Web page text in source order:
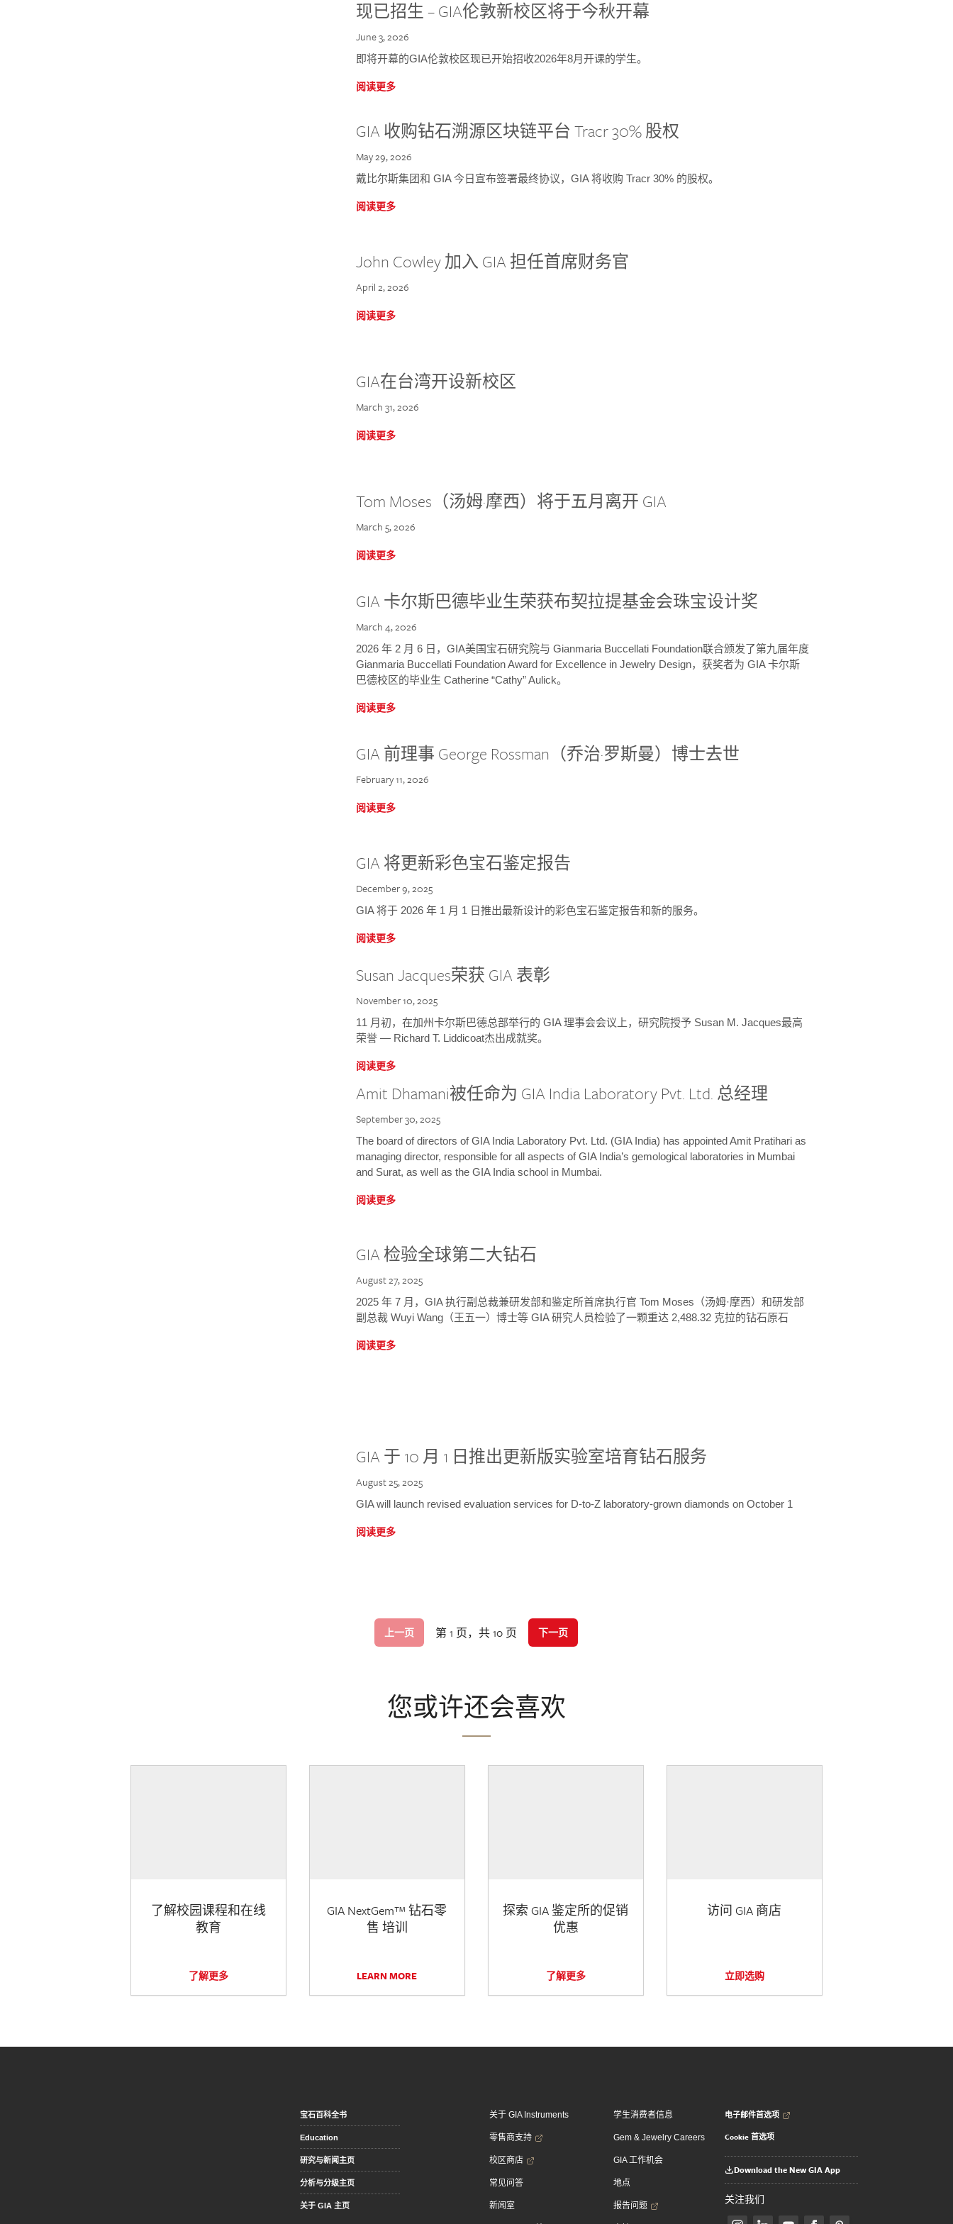
现已招生 – GIA伦敦新校区将于今秋开幕
June 3, 2026
即将开幕的GIA伦敦校区现已开始招收2026年8月开课的学生。
阅读更多
GIA 收购钻石溯源区块链平台 Tracr 30% 股权
May 29, 2026
戴比尔斯集团和 GIA 今日宣布签署最终协议，GIA 将收购 Tracr 30% 的股权。
阅读更多
John Cowley 加入 GIA 担任首席财务官
April 2, 2026
阅读更多
GIA在台湾开设新校区
March 31, 2026
阅读更多
Tom Moses（汤姆·摩西）将于五月离开 GIA
March 5, 2026
阅读更多
GIA 卡尔斯巴德毕业生荣获布契拉提基金会珠宝设计奖
March 4, 2026
2026 年 2 月 6 日，GIA美国宝石研究院与 Gianmaria Buccellati Foundation联合颁发了第九届年度
Gianmaria Buccellati Foundation Award for Excellence in Jewelry Design，获奖者为 GIA 卡尔斯
巴德校区的毕业生 Catherine “Cathy” Aulick。
阅读更多
GIA 前理事 George Rossman（乔治·罗斯曼）博士去世
February 11, 2026
阅读更多
GIA 将更新彩色宝石鉴定报告
December 9, 2025
GIA 将于 2026 年 1 月 1 日推出最新设计的彩色宝石鉴定报告和新的服务。
阅读更多
Susan Jacques荣获 GIA 表彰
November 10, 2025
11 月初，在加州卡尔斯巴德总部举行的 GIA 理事会会议上，研究院授予 Susan M. Jacques最高
荣誉 — Richard T. Liddicoat杰出成就奖。
阅读更多
Amit Dhamani被任命为 GIA India Laboratory Pvt. Ltd. 总经理
September 30, 2025
The board of directors of GIA India Laboratory Pvt. Ltd. (GIA India) has appointed Amit Pratihari as
managing director, responsible for all aspects of GIA India’s gemological laboratories in Mumbai
and Surat, as well as the GIA India school in Mumbai.
阅读更多
GIA 检验全球第二大钻石
August 27, 2025
2025 年 7 月，GIA 执行副总裁兼研发部和鉴定所首席执行官 Tom Moses（汤姆·摩西）和研发部
副总裁 Wuyi Wang（王五一）博士等 GIA 研究人员检验了一颗重达 2,488.32 克拉的钻石原石
阅读更多
GIA 于 10 月 1 日推出更新版实验室培育钻石服务
August 25, 2025
GIA will launch revised evaluation services for D-to-Z laboratory-grown diamonds on October 1
阅读更多
上一页 第 1 页，共 10 页 下一页
您或许还会喜欢
了解校园课程和在线
教育
了解更多
GIA NextGem™ 钻石零
售 培训
LEARN MORE
探索 GIA 鉴定所的促销
优惠
了解更多
访问 GIA 商店
立即选购
宝石百科全书
Education
研究与新闻主页
分析与分级主页
关于 GIA 主页
关于 GIA Instruments
零售商支持
校区商店
常见问答
新闻室
学生消费者信息
Gem & Jewelry Careers
GIA 工作机会
地点
报告问题
电子邮件首选项
Cookie 首选项
Download the New GIA App
关注我们